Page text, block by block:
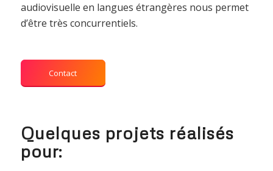
audiovisuelle en langues étrangères nous permet
d’être très concurrentiels.
Contact
Quelques projets réalisés
pour: